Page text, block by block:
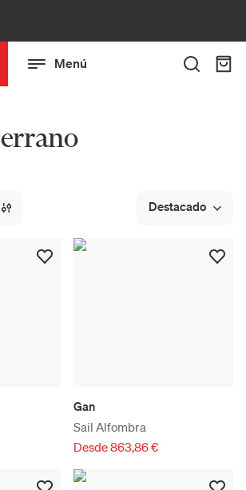
Menú
Destacado
Gan
Sail Alfombra
Desde 863,86 €